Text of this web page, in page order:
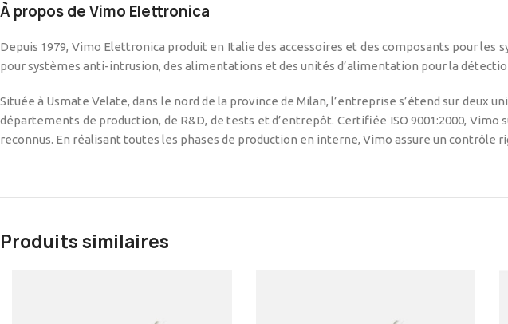
À propos de Vimo Elettronica
Depuis 1979, Vimo Elettronica produit en Italie des accessoires et des composants pour
pour systèmes anti-intrusion, des alimentations et des unités d’alimentation pour la
Située à Usmate Velate, dans le nord de la province de Milan, l’entreprise s’étend sur deux
départements de production, de R&D, de tests et d’entrepôt. Certifiée ISO 9001:2000,
reconnus. En réalisant toutes les phases de production en interne, Vimo assure un
Produits similaires